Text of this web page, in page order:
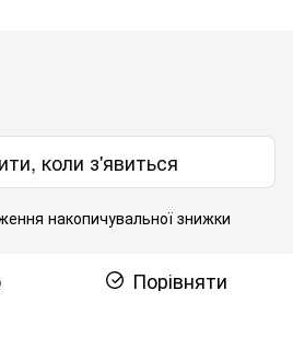
коли з'явиться
накопичувальної знижки
Порівняти